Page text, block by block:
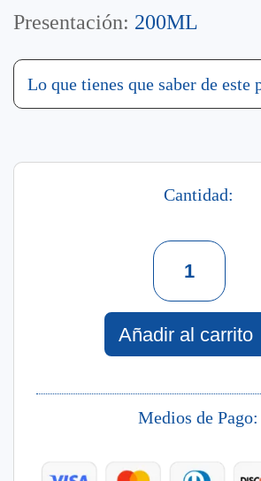
Presentación: 200ML
Lo que tienes que saber de este
Cantidad:
Unicorn
Dreams
Spray
Desenredante
200
Añadir al carrito
Medios de Pago: